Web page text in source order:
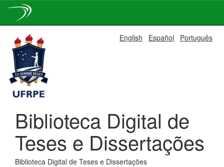
navigation
English Español Português
Biblioteca Digital de
Teses e Dissertações
Biblioteca Digital de Teses e Dissertações